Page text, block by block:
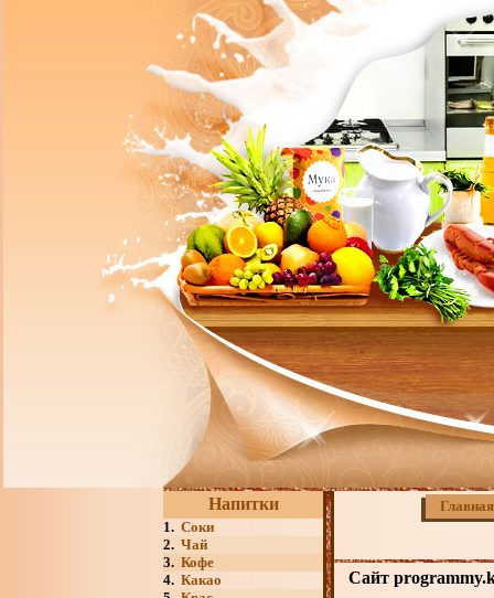
Напитки
1. Соки
2. Чай
3. Кофе
4. Какао
Главная
Сайт